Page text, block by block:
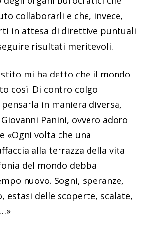
collaborarli e che, invece,
in attesa di direttive puntuali
risultati meritevoli.
mi ha detto che il mondo
così. Di contro colgo
pensarla in maniera diversa,
Panini, ovvero adoro
«Ogni volta che una
alla terrazza della vita
del mondo debba
nuovo. Sogni, speranze,
estasi delle scoperte, scalate,